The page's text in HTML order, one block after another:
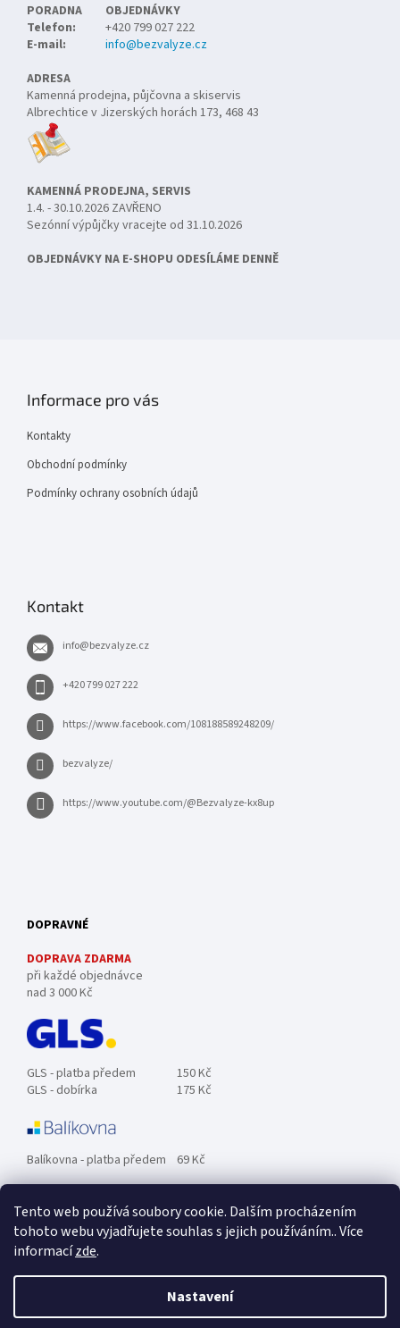
Tento web používá soubory cookie. Dalším procházením
tohoto webu vyjadřujete souhlas s jejich používáním.. Více
informacízde.
Nastavení
PORADNA
OBJEDNÁVKY
Telefon:
+420 799 027 222
E-mail:
info@bezvalyze.cz
ADRESA
Kamenná prodejna, půjčovna a skiservis
Albrechtice v Jizerských horách 173, 468 43
KAMENNÁ PRODEJNA, SERVIS
1.4. - 30.10.2026 ZAVŘENO
Sezónní výpůjčky vracejte od 31.10.2026
OBJEDNÁVKY NA E-SHOPU ODESÍLÁME DENNĚ
Informace pro vás
Kontakty
Obchodní podmínky
Podmínky ochrany osobních údajů
Kontakt
info@bezvalyze.cz
+420 799 027 222
https://www.facebook.com/108188589248209/
bezvalyze/
https://www.youtube.com/@Bezvalyze-kx8up
DOPRAVNÉ
DOPRAVA ZDARMA
při každé objednávce
nad 3 000 Kč
GLS - platba předem
150 Kč
GLS - dobírka
175 Kč
Balíkovna - platba předem 69 Kč
Zásilkovna - platba předem 89 Kč